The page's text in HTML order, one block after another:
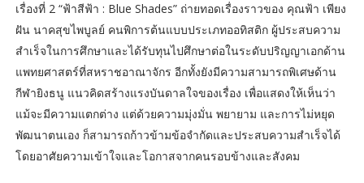
เรื่องที่ 2 “ฟ้าสีฟ้า : Blue Shades” ถ่ายทอดเรื่องราวของ คุณฟ้า เพียง
ฝัน นาคสุขไพบูลย์ คนพิการต้นแบบประเภทออทิสติก ผู้ประสบความ
สำเร็จในการศึกษาและได้รับทุนไปศึกษาต่อในระดับปริญญาเอกด้าน
แพทยศาสตร์ที่สหราชอาณาจักร อีกทั้งยังมีความสามารถพิเศษด้าน
กีฬายิงธนู แนวคิดสร้างแรงบันดาลใจของเรื่อง เพื่อแสดงให้เห็นว่า
แม้จะมีความแตกต่าง แต่ด้วยความมุ่งมั่น พยายาม และการไม่หยุด
พัฒนาตนเอง ก็สามารถก้าวข้ามข้อจำกัดและประสบความสำเร็จได้
โดยอาศัยความเข้าใจและโอกาสจากคนรอบข้างและสังคม